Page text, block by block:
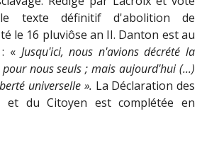
texte définitif d'abolition de
le 16 pluviôse an II. Danton est au
« Jusqu'ici, nous n'avions décrété la
nous seuls ; mais aujourd'hui (...)
universelle ». La Déclaration des
et du Citoyen est complétée en